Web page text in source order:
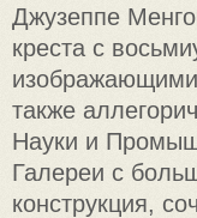
Джузеппе
креста с
также
Науки и
Галереи с
конструкция,